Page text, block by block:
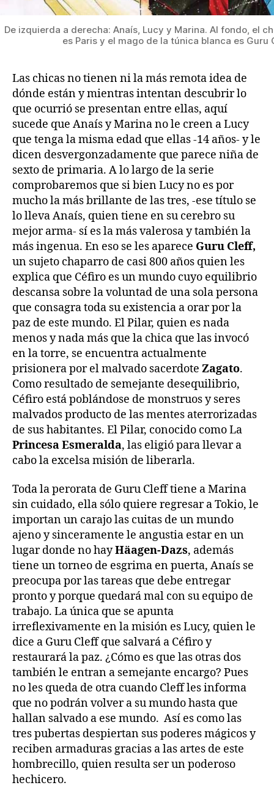
De izquierda a derecha: Anaís, Lucy y Marina. Al fondo, el
es Paris y el mago de la túnica blanca es Guru
Las chicas no tienen ni la más remota idea de
dónde están y mientras intentan descubrir lo
que ocurrió se presentan entre ellas, aquí
sucede que Anaís y Marina no le creen a Lucy
que tenga la misma edad que ellas -14 años- y le
dicen desvergonzadamente que parece niña de
sexto de primaria. A lo largo de la serie
comprobaremos que si bien Lucy no es por
mucho la más brillante de las tres, -ese título se
lo lleva Anaís, quien tiene en su cerebro su
mejor arma- sí es la más valerosa y también la
más ingenua. En eso se les aparece Guru Cleff,
un sujeto chaparro de casi 800 años quien les
explica que Céfiro es un mundo cuyo equilibrio
descansa sobre la voluntad de una sola persona
que consagra toda su existencia a orar por la
paz de este mundo. El Pilar, quien es nada
menos y nada más que la chica que las invocó
en la torre, se encuentra actualmente
prisionera por el malvado sacerdote Zagato.
Como resultado de semejante desequilibrio,
Céfiro está poblándose de monstruos y seres
malvados producto de las mentes aterrorizadas
de sus habitantes. El Pilar, conocido como La
Princesa Esmeralda, las eligió para llevar a
cabo la excelsa misión de liberarla.
Toda la perorata de Guru Cleff tiene a Marina
sin cuidado, ella sólo quiere regresar a Tokio, le
importan un carajo las cuitas de un mundo
ajeno y sinceramente le angustia estar en un
lugar donde no hayHäagen-Dazs, además
tiene un torneo de esgrima en puerta, Anaís se
preocupa por las tareas que debe entregar
pronto y porque quedará mal con su equipo de
trabajo. La única que se apunta
irreflexivamente en la misión es Lucy, quien le
dice a Guru Cleff que salvará a Céfiro y
restaurará la paz. ¿Cómo es que las otras dos
también le entran a semejante encargo? Pues
no les queda de otra cuando Cleff les informa
que no podrán volver a su mundo hasta que
hallan salvado a ese mundo. Así es como las
tres pubertas despiertan sus poderes mágicos y
reciben armaduras gracias a las artes de este
hombrecillo, quien resulta ser un poderoso
hechicero.